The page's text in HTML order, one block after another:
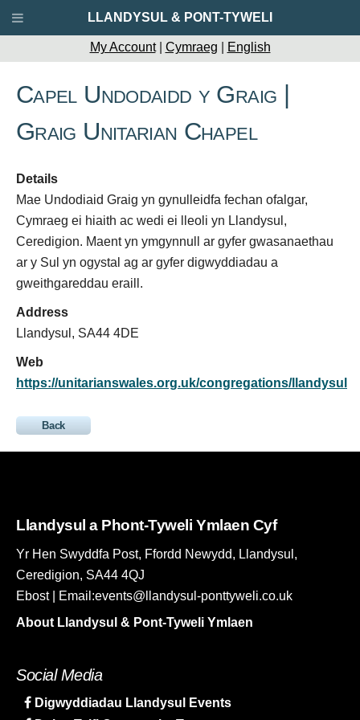
My Account| Cymraeg English
Capel Undodaidd y Graig |
Graig Unitarian Chapel
Details
Mae Undodiaid Graig yn gynulleidfa fechan ofalgar,
Cymraeg ei hiaith ac wedi ei lleoli yn Llandysul,
Ceredigion. Maent yn ymgynnull ar gyfer gwasanaethau
ar y Sul yn ogystal ag ar gyfer digwyddiadau a
gweithgareddau eraill.
Address
Llandysul, SA44 4DE
Web
https://unitarianswales.org.uk/congregations/llandysul
Back
Llandysul a Phont-Tyweli Ymlaen Cyf
Yr Hen Swyddfa Post, Ffordd Newydd, Llandysul,
Ceredigion, SA44 4QJ
Ebost | Email:events@llandysul-ponttyweli.co.uk
About Llandysul & Pont-Tyweli Ymlaen
Social Media
Digwyddiadau Llandysul Events
LLANDYSUL & PONT-TYWELI